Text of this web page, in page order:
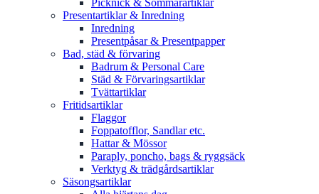
Picknick & Sommarartiklar
Presentartiklar & Inredning
Inredning
Presentpåsar & Presentpapper
Bad, städ & förvaring
Badrum & Personal Care
Städ & Förvaringsartiklar
Tvättartiklar
Fritidsartiklar
Flaggor
Foppatofflor, Sandlar etc.
Hattar & Mössor
Paraply, poncho, bags & ryggsäck
Verktyg & trädgårdsartiklar
Säsongsartiklar